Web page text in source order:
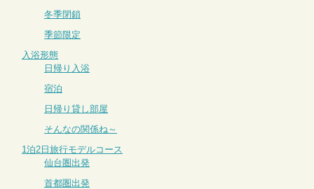
冬季閉鎖
季節限定
入浴形態
日帰り入浴
宿泊
日帰り貸し部屋
そんなの関係ね～
1泊2日旅行モデルコース
仙台圏出発
首都圏出発